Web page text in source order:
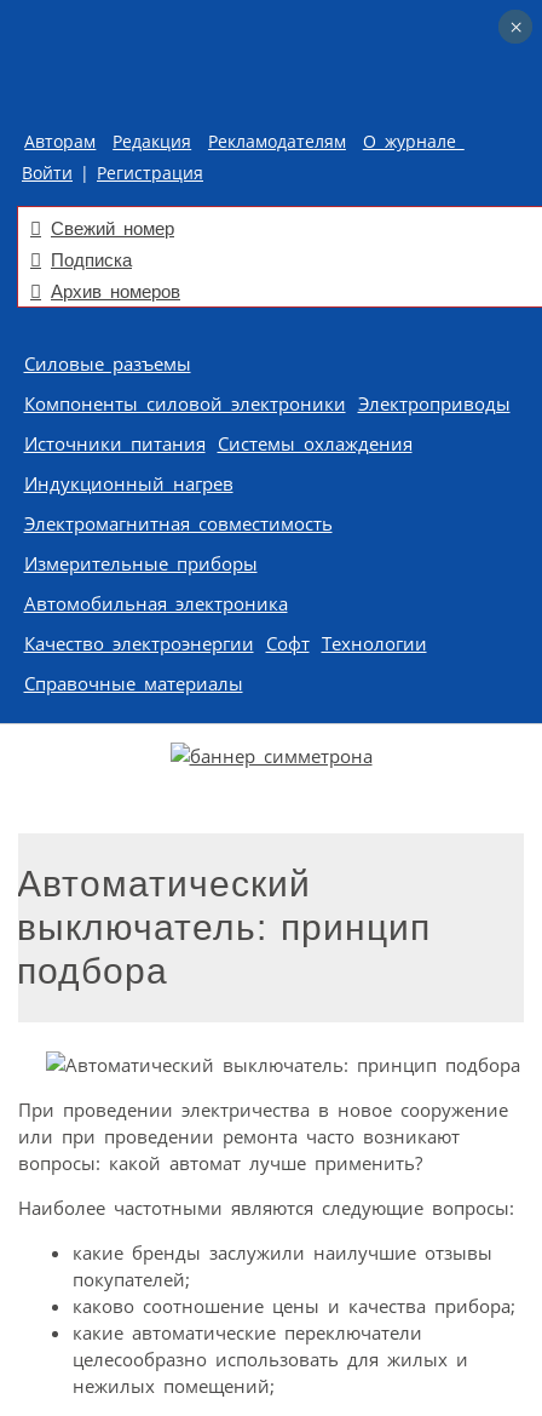
Авторам Редакция Рекламодателям
О журнале
Войти | Регистрация
Свежий номер
Подписка
Архив номеров
Skip to content
Силовые разъемы
Компоненты силовой электроники Электроприводы
Источники питания Системы охлаждения
Индукционный нагрев
Электромагнитная совместимость
Измерительные приборы
Автомобильная электроника
Качество электроэнергии Софт Технологии
Справочные материалы
Автоматический
выключатель: принцип
подбора
При проведении электричества в новое сооружение
или при проведении ремонта часто возникают
вопросы: какой автомат лучше применить?
Наиболее частотными являются следующие вопросы:
какие бренды заслужили наилучшие отзывы
покупателей;
каково соотношение цены и качества прибора;
какие автоматические переключатели
целесообразно использовать для жилых и
нежилых помещений;
×
×